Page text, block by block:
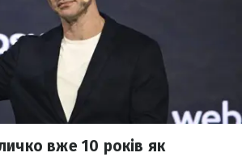
вже 10 років як